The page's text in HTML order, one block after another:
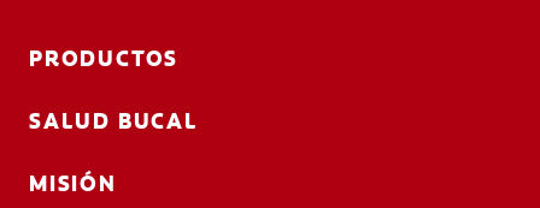
PRODUCTOS
SALUD BUCAL
MISIÓN